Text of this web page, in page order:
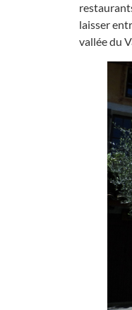
laisser
vallée du